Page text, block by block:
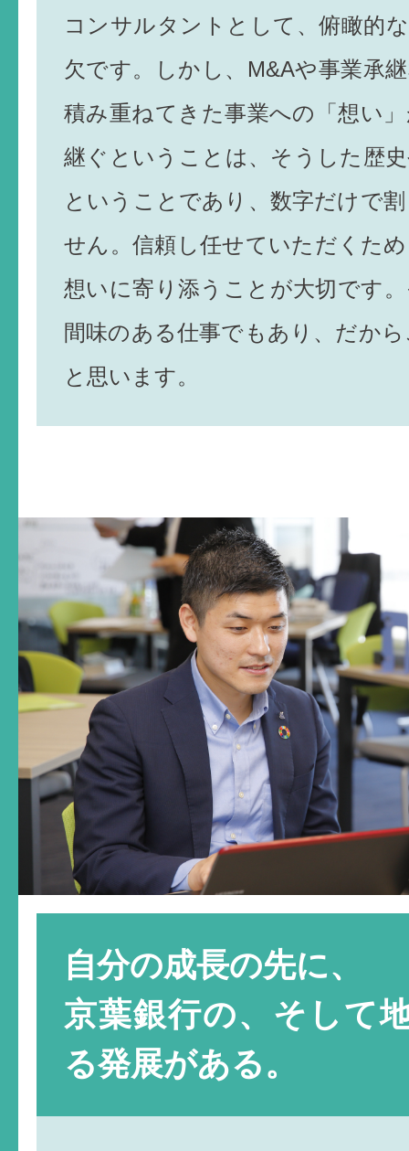
コンサルタントとして、俯瞰的
欠です。しかし、M&Aや事業承
積み重ねてきた事業への「想い
継ぐということは、そうした歴
ということであり、数字だけで
せん。信頼し任せていただくた
想いに寄り添うことが大切です
間味のある仕事でもあり、だか
と思います。
自分の成長の先に、
京葉銀行の、そして
る発展がある。